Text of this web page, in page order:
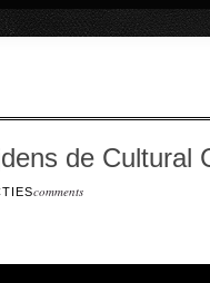
de Cultural
comments